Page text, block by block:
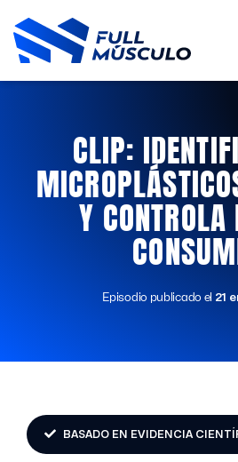
contenido
CLIP:
Y CONTROLA
Episodio publicado el 21
BASADO EN EVIDENCIA